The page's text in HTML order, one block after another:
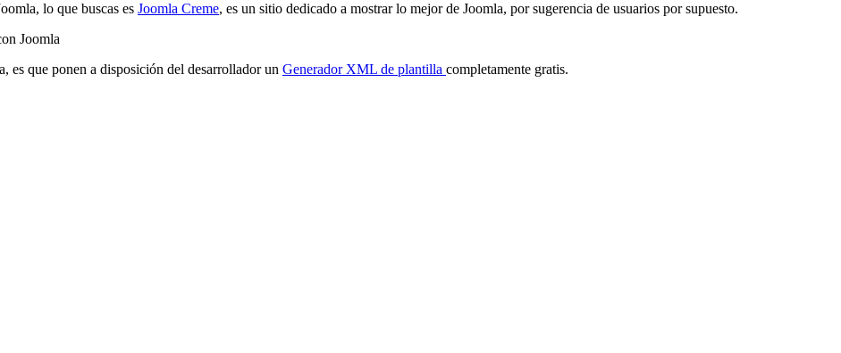
lo que buscas es Joomla Creme, es un sitio dedicado a mostrar lo mejor de Joomla, por sugerencia de usuarios por supuesto.
es que ponen a disposición del desarrollador un Generador XML de plantilla completamente gratis.